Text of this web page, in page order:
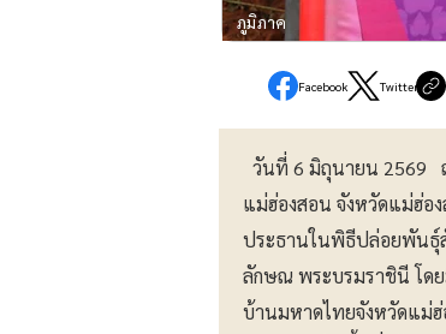
ภูมิภาค
Facebook Twitter
วันที่ 6 มิถุนายน 2569
แม่ฮ่องสอน จังหวัดแม่ฮ่อ
ประธานในพิธีปล่อยพันธุ์
ลักษณ พระบรมราชินี โด
บ้านมหาดไทยจังหวัดแม่